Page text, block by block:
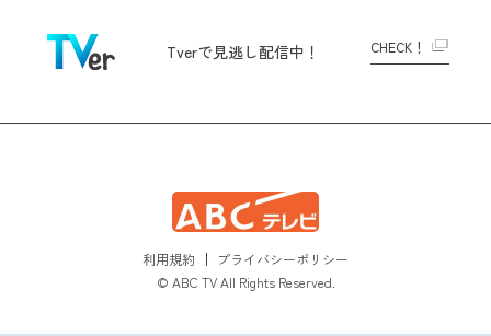
Tverで見逃し配信中！ CHECK！
利用規約
プライバシーポリシー
© ABC TV All Rights Reserved.